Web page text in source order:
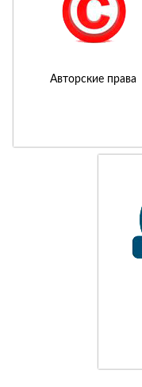
Авторские права